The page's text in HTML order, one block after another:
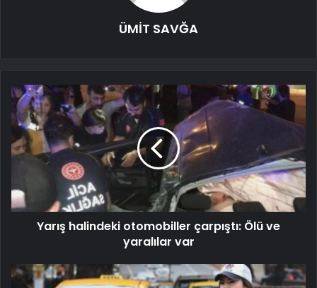
ÜMİT SAVĞA
Yarış halindeki otomobiller çarpıştı: Ölü ve
yaralılar var